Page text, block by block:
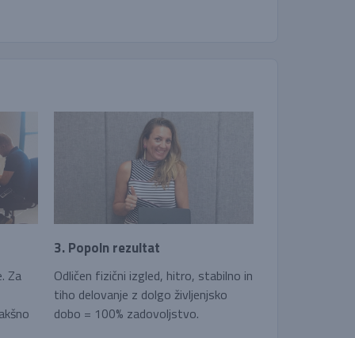
Za
3. Popoln rezultat
Odličen fizični izgled, hitro, stabilno in
tiho delovanje z dolgo življenjsko
dobo = 100% zadovoljstvo.